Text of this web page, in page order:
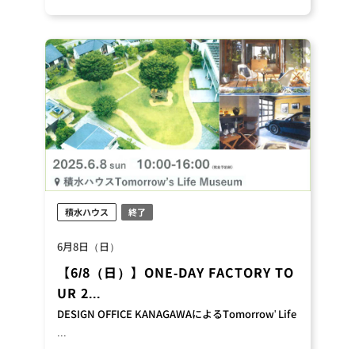
積水ハウス 終了
6月8日（日）
【6/8（日）】ONE-DAY FACTORY TO
UR 2...
DESIGN OFFICE KANAGAWAによるTomorrow' Life
...